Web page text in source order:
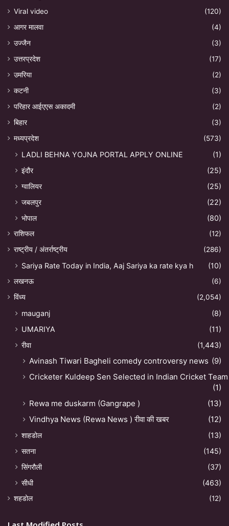
Viral video
(120)
आगर मालवा
(4)
उज्जैन
(3)
उत्तरप्रदेश
(17)
उमरिया
(2)
कटनी
(3)
परिहार आईएएस अकादमी
(2)
बिहार
(3)
मध्यप्रदेश
(573)
LADLI BEHNA YOJNA PORTAL APPLY ONLINE
(1)
इंदौर
(25)
ग्वालियर
(25)
जबलपुर
(22)
भोपाल
(80)
राशिफल
(12)
राष्ट्रीय / अंतर्राष्ट्रीय
(286)
Sariya Rate Today in India, Aaj Sariya ka rate kya h (10)
लखनऊ
(6)
विंध्य
(2,054)
mauganj
(8)
UMARIYA
(11)
रीवा
(1,443)
Avinash Tiwari Bagheli comedy controversy news (9)
Cricketer Kuldeep Sen Selected in Indian Cricket Team
(1)
Rewa me duskarm (Gangrape )
(13)
Vindhya News (Rewa News ) रीवा की खबर
(12)
शाहडोल
(13)
सतना
(145)
सिंगरौली
(37)
सीधी
(463)
शहडोल (12)